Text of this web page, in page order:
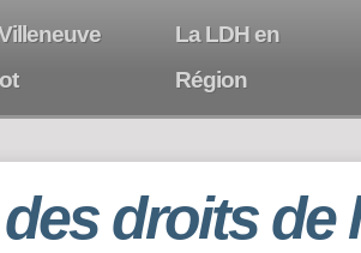
La LDH en
Région
droits de